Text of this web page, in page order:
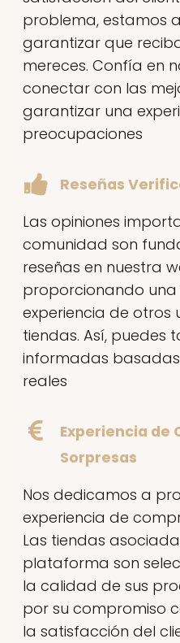
problema, estamos
garantizar que
mereces. Confía en
conectar con las
garantizar una
preocupaciones
Reseñas
Las opiniones
comunidad son
reseñas en nuestra
proporcionando una
experiencia de otros
tiendas. Así, puedes
informadas basadas
reales
Experiencia de
Sorpresas
Nos dedicamos a
experiencia de
Las tiendas
plataforma son
la calidad de sus
por su compromiso
la satisfacción del